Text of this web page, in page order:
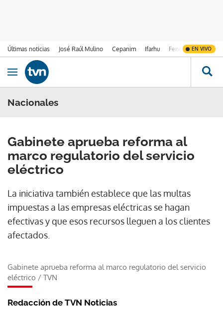
Últimas noticias José Raúl Mulino Cepanim Ifarhu Fenómeno de El
EN VIVO
Ir al contenido
Obrir navegació
Nacionales
Gabinete aprueba reforma al
marco regulatorio del servicio
eléctrico
La iniciativa también establece que las multas
impuestas a las empresas eléctricas se hagan
efectivas y que esos recursos lleguen a los clientes
afectados.
Gabinete aprueba reforma al marco regulatorio del servicio
eléctrico / TVN
Redacción de TVN Noticias